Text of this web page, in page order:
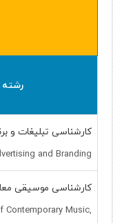
رشته
کارشناسی تبلیغات و
and Branding
کارشناسی موسیقی
Contemporary Music,